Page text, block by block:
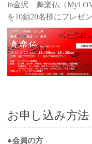
in金沢 舞楽仏（
を10組20名様にプレゼ
お申し込み方法
●会員の方